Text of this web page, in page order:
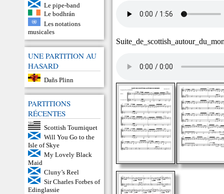
Le pipe-band
Le bodhrán
Les notations
musicales
UNE PARTITION AU
HASARD
Dañs Plinn
PARTITIONS
RÉCENTES
Scottish Tourniquet
Will You Go to the
Isle of Skye
My Lovely Black
Maid
Cluny’s Reel
Sir Charles Forbes of
Edinglassie